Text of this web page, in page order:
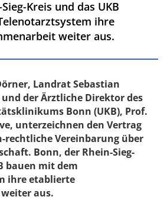
Kreis und das UKB
ihre
weiter aus.
Landrat Sebastian
der Ärztliche Direktor des
Bonn (UKB), Prof.
unterzeichnen den Vertrag
Vereinbarung über
Bonn, der Rhein-Sieg-
bauen mit dem
ihre etablierte
aus.